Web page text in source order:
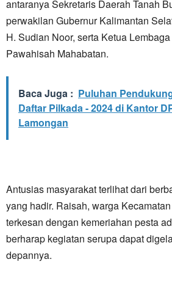
antaranya Sekretaris Daerah Tanah
perwakilan Gubernur Kalimantan
H. Sudian Noor, serta Ketua
Pawahisah Mahabatan.
Baca Juga : Puluhan
Daftar Pilkada - 2024 di Kantor
Lamongan
Antusias masyarakat terlihat dari
yang hadir. Raisah, warga
terkesan dengan kemeriahan pesta
berharap kegiatan serupa dapat
depannya.